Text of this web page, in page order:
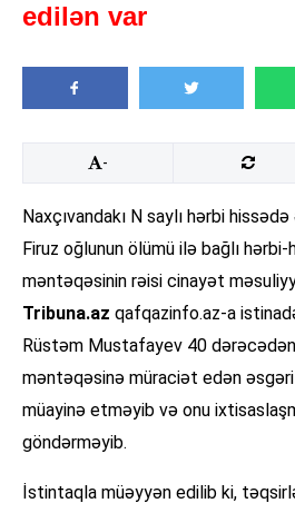
edilən var
-
Naxçıvandakı N saylı hərbi
Firuz oğlunun ölümü ilə bağlı
məntəqəsinin rəisi cinayət
Tribuna.az qafqazinfo.az-a
Rüstəm Mustafayev 40
məntəqəsinə müraciət edən əsgəri
müayinə etməyib və onu
göndərməyib.
İstintaqla müəyyən edilib ki,